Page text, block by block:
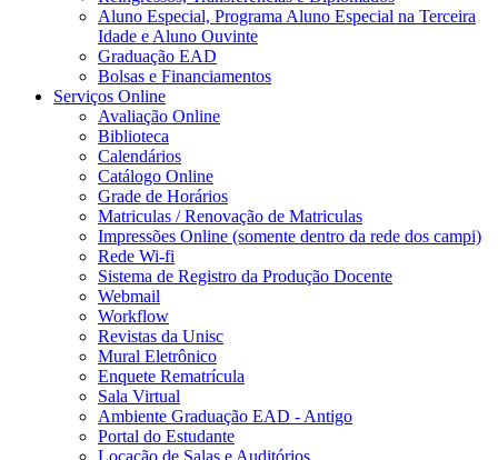
Aluno Especial, Programa Aluno Especial na Terceira
Idade e Aluno Ouvinte
Graduação EAD
Bolsas e Financiamentos
Serviços Online
Avaliação Online
Biblioteca
Calendários
Catálogo Online
Grade de Horários
Matriculas / Renovação de Matriculas
Impressões Online (somente dentro da rede dos campi)
Rede Wi-fi
Sistema de Registro da Produção Docente
Webmail
Workflow
Revistas da Unisc
Mural Eletrônico
Enquete Rematrícula
Sala Virtual
Ambiente Graduação EAD - Antigo
Portal do Estudante